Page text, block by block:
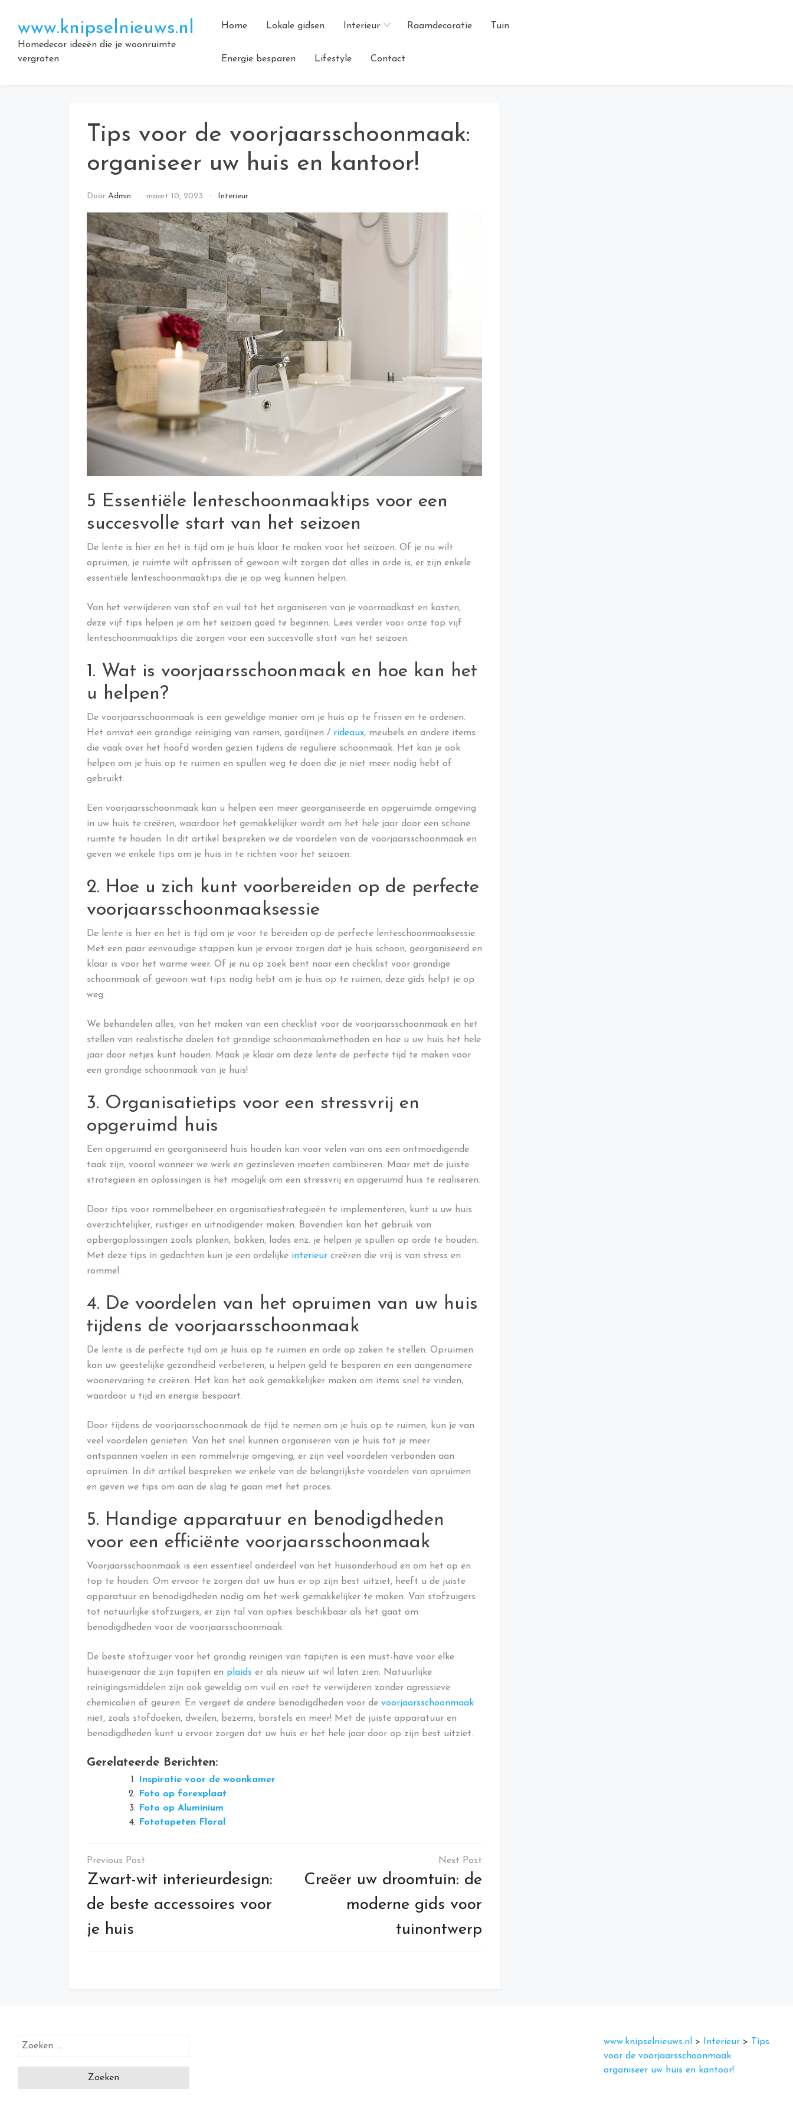
inhoudwww.knipselnieuws.nl
Homedecor ideeën die je woonruimte
vergroten
Home Lokale gidsen Interieur Raamdecoratie Tuin
Energie besparen Lifestyle Contact
Tips voor de voorjaarsschoonmaak:
organiseer uw huis en kantoor!
Door Admin maart 10, 2023 Interieur
5 Essentiële lenteschoonmaaktips voor een
succesvolle start van het seizoen
De lente is hier en het is tijd om je huis klaar te maken voor het seizoen. Of je nu wilt
opruimen, je ruimte wilt opfrissen of gewoon wilt zorgen dat alles in orde is, er zijn enkele
essentiële lenteschoonmaaktips die je op weg kunnen helpen.
Van het verwijderen van stof en vuil tot het organiseren van je voorraadkast en kasten,
deze vijf tips helpen je om het seizoen goed te beginnen. Lees verder voor onze top vijf
lenteschoonmaaktips die zorgen voor een succesvolle start van het seizoen.
1. Wat is voorjaarsschoonmaak en hoe kan het
u helpen?
De voorjaarsschoonmaak is een geweldige manier om je huis op te frissen en te ordenen.
Het omvat een grondige reiniging van ramen, gordijnen / rideaux, meubels en andere items
die vaak over het hoofd worden gezien tijdens de reguliere schoonmaak. Het kan je ook
helpen om je huis op te ruimen en spullen weg te doen die je niet meer nodig hebt of
gebruikt.
Een voorjaarsschoonmaak kan u helpen een meer georganiseerde en opgeruimde omgeving
in uw huis te creëren, waardoor het gemakkelijker wordt om het hele jaar door een schone
ruimte te houden. In dit artikel bespreken we de voordelen van de voorjaarsschoonmaak en
geven we enkele tips om je huis in te richten voor het seizoen.
2. Hoe u zich kunt voorbereiden op de perfecte
voorjaarsschoonmaaksessie
De lente is hier en het is tijd om je voor te bereiden op de perfecte lenteschoonmaaksessie.
Met een paar eenvoudige stappen kun je ervoor zorgen dat je huis schoon, georganiseerd en
klaar is voor het warme weer. Of je nu op zoek bent naar een checklist voor grondige
schoonmaak of gewoon wat tips nodig hebt om je huis op te ruimen, deze gids helpt je op
weg.
We behandelen alles, van het maken van een checklist voor de voorjaarsschoonmaak en het
stellen van realistische doelen tot grondige schoonmaakmethoden en hoe u uw huis het hele
jaar door netjes kunt houden. Maak je klaar om deze lente de perfecte tijd te maken voor
een grondige schoonmaak van je huis!
3. Organisatietips voor een stressvrij en
opgeruimd huis
Een opgeruimd en georganiseerd huis houden kan voor velen van ons een ontmoedigende
taak zijn, vooral wanneer we werk en gezinsleven moeten combineren. Maar met de juiste
strategieën en oplossingen is het mogelijk om een stressvrij en opgeruimd huis te realiseren.
Door tips voor rommelbeheer en organisatiestrategieën te implementeren, kunt u uw huis
overzichtelijker, rustiger en uitnodigender maken. Bovendien kan het gebruik van
opbergoplossingen zoals planken, bakken, lades enz. je helpen je spullen op orde te houden.
Met deze tips in gedachten kun je een ordelijke interieur creëren die vrij is van stress en
rommel.
4. De voordelen van het opruimen van uw huis
tijdens de voorjaarsschoonmaak
De lente is de perfecte tijd om je huis op te ruimen en orde op zaken te stellen. Opruimen
kan uw geestelijke gezondheid verbeteren, u helpen geld te besparen en een aangenamere
woonervaring te creëren. Het kan het ook gemakkelijker maken om items snel te vinden,
waardoor u tijd en energie bespaart.
Door tijdens de voorjaarsschoonmaak de tijd te nemen om je huis op te ruimen, kun je van
veel voordelen genieten. Van het snel kunnen organiseren van je huis tot je meer
ontspannen voelen in een rommelvrije omgeving, er zijn veel voordelen verbonden aan
opruimen. In dit artikel bespreken we enkele van de belangrijkste voordelen van opruimen
en geven we tips om aan de slag te gaan met het proces.
5. Handige apparatuur en benodigdheden
voor een efficiënte voorjaarsschoonmaak
Voorjaarsschoonmaak is een essentieel onderdeel van het huisonderhoud en om het op en
top te houden. Om ervoor te zorgen dat uw huis er op zijn best uitziet, heeft u de juiste
apparatuur en benodigdheden nodig om het werk gemakkelijker te maken. Van stofzuigers
tot natuurlijke stofzuigers, er zijn tal van opties beschikbaar als het gaat om
benodigdheden voor de voorjaarsschoonmaak.
De beste stofzuiger voor het grondig reinigen van tapijten is een must-have voor elke
huiseigenaar die zijn tapijten en plaids er als nieuw uit wil laten zien. Natuurlijke
reinigingsmiddelen zijn ook geweldig om vuil en roet te verwijderen zonder agressieve
chemicaliën of geuren. En vergeet de andere benodigdheden voor de voorjaarsschoonmaak
niet, zoals stofdoeken, dweilen, bezems, borstels en meer! Met de juiste apparatuur en
benodigdheden kunt u ervoor zorgen dat uw huis er het hele jaar door op zijn best uitziet.
Gerelateerde Berichten:
Inspiratie voor de woonkamer
Foto op forexplaat
Foto op Aluminium
Fototapeten Floral
Bericht
navigatie
Zwart-wit interieurdesign:
de beste accessoires voor
je huis
Creëer uw droomtuin: de
moderne gids voor
tuinontwerp
Zoeken
www.knipselnieuws.nl > Interieur >
Tips
voor de voorjaarsschoonmaak:
organiseer uw huis en kantoor!